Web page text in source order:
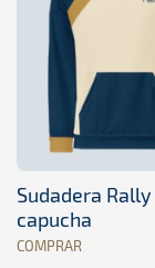
Sudadera
capucha
COMPRAR